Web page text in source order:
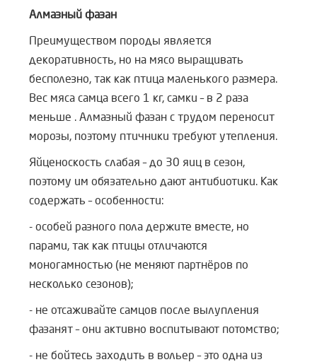
Алмазный фазан
Преимуществом породы является
декоративность, но на мясо выращивать
бесполезно, так как птица маленького размера.
Вес мяса самца всего 1 кг, самки – в 2 раза
меньше . Алмазный фазан с трудом переносит
морозы, поэтому птичники требуют утепления.
Яйценоскость слабая – до 30 яиц в сезон,
поэтому им обязательно дают антибиотики. Как
содержать – особенности:
- особей разного пола держите вместе, но
парами, так как птицы отличаются
моногамностью (не меняют партнёров по
несколько сезонов);
- не отсаживайте самцов после вылупления
фазанят – они активно воспитывают потомство;
- не бойтесь заходить в вольер – это одна из